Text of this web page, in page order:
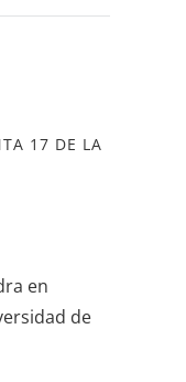
17 DE LA
en
de